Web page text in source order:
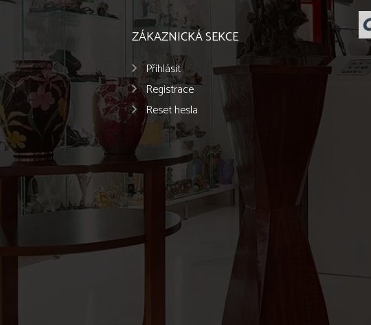
ZÁKAZNICKÁ SEKCE
Přihlásit
Registrace
Reset hesla